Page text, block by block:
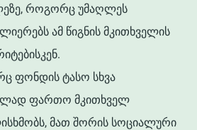
როგორც უმაღლეს
ამ წიგნის მკითხველის
ფონდის ტასო სხვა
ფართო მკითხველ
მათ შორის სოციალური